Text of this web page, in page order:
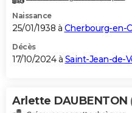
Naissance
25/01/1938 à Cherbourg-en-
Décès
17/10/2024 à Saint-Jean-de-
Arlette DAUBENTON